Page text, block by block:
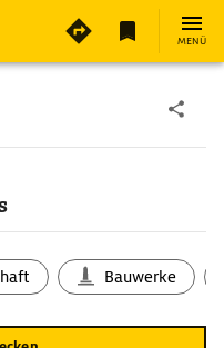
MENÜ
Bauwerke